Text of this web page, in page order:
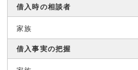
借入時の相談者
家族
借入事実の把握